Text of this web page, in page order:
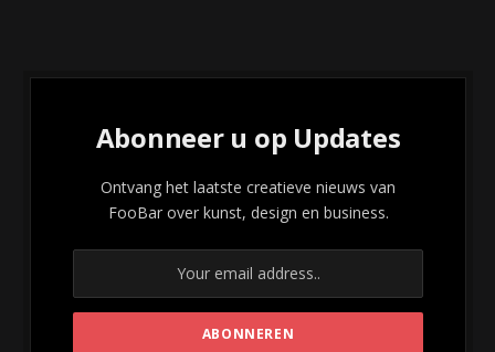
Abonneer u op Updates
Ontvang het laatste creatieve nieuws van
FooBar over kunst, design en business.